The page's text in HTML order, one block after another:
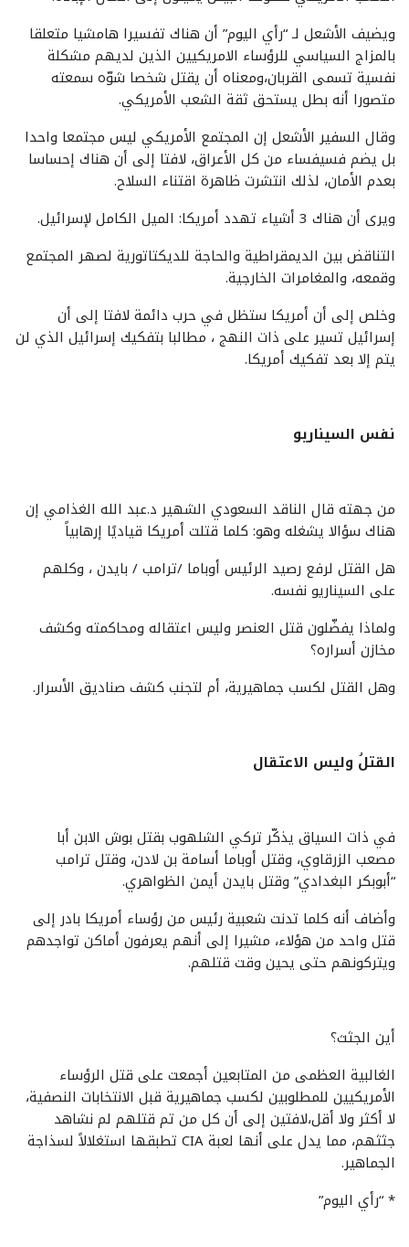
ويضيف الأشعل لـ “رأي اليوم” أن هناك تفسيرا هامشيا متعلقا
بالمزاج السياسي للرؤساء الامريكيين الذين لديهم مشكلة
نفسية تسمى القربان،ومعناه أن يقتل شخصا شوّه سمعته
متصورا أنه بطل يستحق ثقة الشعب الأمريكي.
وقال السفير الأشعل إن المجتمع الأمريكي ليس مجتمعا واحدا
بل يضم فسيفساء من كل الأعراق، لافتا إلى أن هناك إحساسا
بعدم الأمان، لذلك انتشرت ظاهرة اقتناء السلاح.
ويرى أن هناك 3 أشياء تهدد أمريكا: الميل الكامل لإسرائيل.
التناقض بين الديمقراطية والحاجة للديكتاتورية لصهر المجتمع
وقمعه، والمغامرات الخارجية.
وخلص إلى أن أمريكا ستظل في حرب دائمة لافتا إلى أن
إسرائيل تسير على ذات النهج ، مطالبا بتفكيك إسرائيل الذي لن
يتم إلا بعد تفكيك أمريكا.
نفس السيناريو
من جهته قال الناقد السعودي الشهير د.عبد الله الغذامي إن
هناك سؤالا يشغله وهو: كلما قتلت أمريكا قياديًا إرهابياً
هل القتل لرفع رصيد الرئيس أوباما /ترامب / بايدن ، وكلهم
على السيناريو نفسه.
ولماذا يفضّلون قتل العنصر وليس اعتقاله ومحاكمته وكشف
مخازن أسراره؟
وهل القتل لكسب جماهيرية، أم لتجنب كشف صناديق الأسرار.
القتلُ وليس الاعتقال
في ذات السياق يذكّر تركي الشلهوب بقتل ‏بوش الابن أبا
مصعب الزرقاوي، وقتل أوباما أسامة بن لادن، وقتل ترامب
“أبوبكر البغدادي” وقتل بايدن أيمن الظواهري.
وأضاف أنه كلما تدنت شعبية رئيس من رؤساء أمريكا بادر إلى
قتل واحد من هؤلاء، مشيرا إلى أنهم يعرفون أماكن تواجدهم
ويتركونهم حتى يحين وقت قتلهم.
أين الجثث؟
الغالبية العظمى من المتابعين أجمعت على قتل الرؤساء
الأمريكيين للمطلوبين ‏لكسب جماهيرية قبل الانتخابات النصفية،
لا أكثر ولا أقل،لافتين إلى أن كل من تم قتلهم لم نشاهد
جثثهم، مما يدل على أنها لعبة CIA تطبقها استغلالاً لسذاجة
الجماهير.
* “رأي اليوم”